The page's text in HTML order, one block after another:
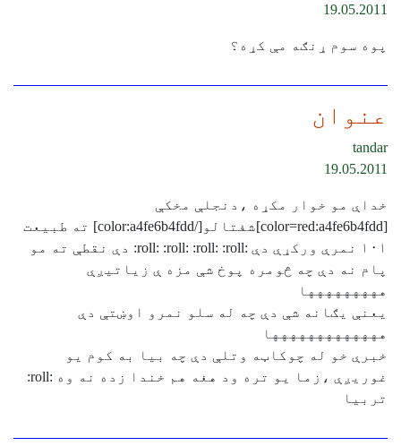
19.05.2011
پوه سوم ړنګه مې کړه؟
عنوان
tandar
19.05.2011
خداې مو خوار مکړه ،دنجلې مخکې
[color=red:a4fe6b4fdd]شفتالو[/color:a4fe6b4fdd] ته طبيعت
١٠١ نمرې ورکړې دې :roll: :roll: :roll: :roll: دې نقطې ته مو
پام نه دې چه څومره پوخ شې مزه ې زياتيږې
ههههههههها
يعنې يګانه شې دې چه له سلو نمرو اوښتې دې
ههههههههههههها
خبرې خو له چوکاټه وتلې دې چه بيا به کوم يو
غوريږې ،زما يو تره ود هغه هم خندا زده نه وه :roll:
تربيا